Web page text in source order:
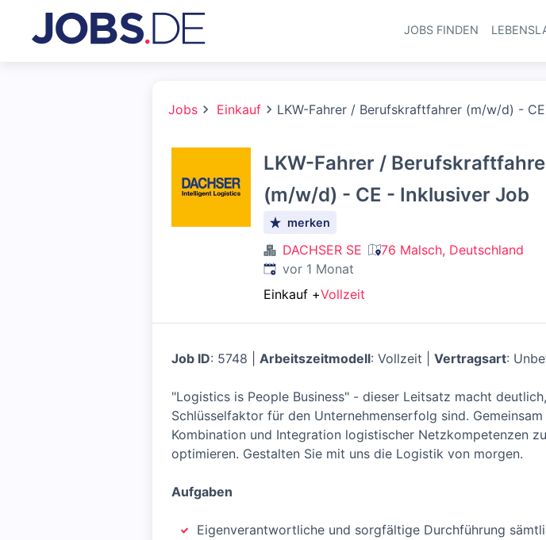
JOBS FINDEN
Jobs Einkauf LKW-Fahrer / Berufskraftfahrer (m/w/d) -
LKW-Fahrer /
(m/w/d) - CE - Inklusiver Job
merken
DACHSER SE
76 Malsch, Deutschland
Veröffentlicht:
vor 1 Monat
Einkauf +Vollzeit
Job ID: 5748 | Arbeitszeitmodell: Vollzeit | Vertragsart:
"Logistics is People Business" - dieser Leitsatz macht
Schlüsselfaktor für den Unternehmenserfolg sind.
Kombination und Integration logistischer Netzkompetenzen
optimieren. Gestalten Sie mit uns die Logistik von morgen.
Aufgaben
Eigenverantwortliche und sorgfältige Durchführung